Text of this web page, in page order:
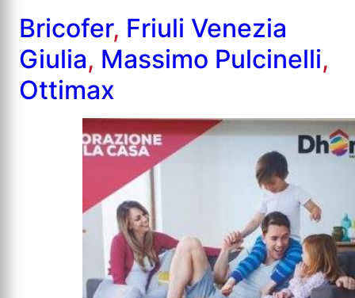
Bricofer, Friuli Venezia
Giulia, Massimo Pulcinelli,
Ottimax